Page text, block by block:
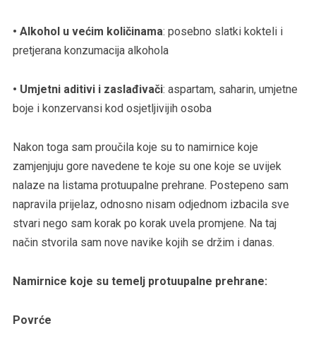
• Alkohol u većim količinama: posebno slatki kokteli i
pretjerana konzumacija alkohola
• Umjetni aditivi i zaslađivači: aspartam, saharin, umjetne
boje i konzervansi kod osjetljivijih osoba
Nakon toga sam proučila koje su to namirnice koje
zamjenjuju gore navedene te koje su one koje se uvijek
nalaze na listama protuupalne prehrane. Postepeno sam
napravila prijelaz, odnosno nisam odjednom izbacila sve
stvari nego sam korak po korak uvela promjene. Na taj
način stvorila sam nove navike kojih se držim i danas.
Namirnice koje su temelj protuupalne prehrane:
Povrće